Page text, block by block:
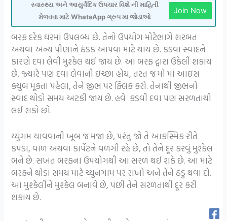
સ્વાસ્થ્ય અને આયુર્વેદિક ઉપચાર વિશે ની માહિતી
મેળવવા માટે WhatsApp ગ્રુપ મા જોડાઓ
Join Now
બરફ દરેક ઘરમાં ઉપલબ્ધ છે. તેનો ઉપયોગ મોટેભાગે શરબત
અથવા અન્ય પીણાને ઠંડક આપવા માટે થાય છે. કડવા સ્વાદને
કારણે દવા લેવી મુશ્કેલ થઈ જાય છે. આ બરફ દ્વારા ઉકેલી શકાય
છે. જ્યારે પણ દવા લેવાની ઇચ્છા હોય, તરત જ મો માં આઇસ
ક્યુબ મૂકતા પહેલા, તેને જીભ પર ફ્લિક કરો. તેનાથી જીભનો
સ્વાદ થોડો સમય અટકી જાય છે. હવે કડવી દવા પણ સરળતાથી
લઈ શકો છો.
ચ્યુંગમ ચાવવાની ખૂબ જ મજા છે, પરંતુ જો તે આકસ્મિક રીતે
કપડા, વાળ અથવા કાર્પેટને વળગી રહે છે, તો તેને દૂર કરવું મુશ્કેલ
બને છે. સખત બરફના ઉપયોગથી આ સરળ થઈ શકે છે. આ માટે
બરફને થોડા સમય માટે ચ્યુનગામ પર રાખો અને તેને ઠંડુ થવા દો.
આ મુશ્કેલીને મુશ્કેલ બનાવે છે, પછી તેને સરળતાથી દૂર કરી
શકાય છે.